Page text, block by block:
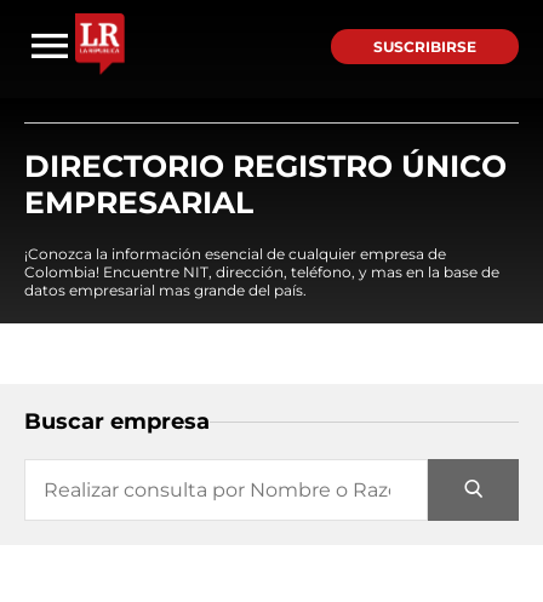
SUSCRIBIRSE
DIRECTORIO REGISTRO ÚNICO
EMPRESARIAL
¡Conozca la información esencial de cualquier empresa de
Colombia! Encuentre NIT, dirección, teléfono, y mas en la base de
datos empresarial mas grande del país.
Buscar empresa